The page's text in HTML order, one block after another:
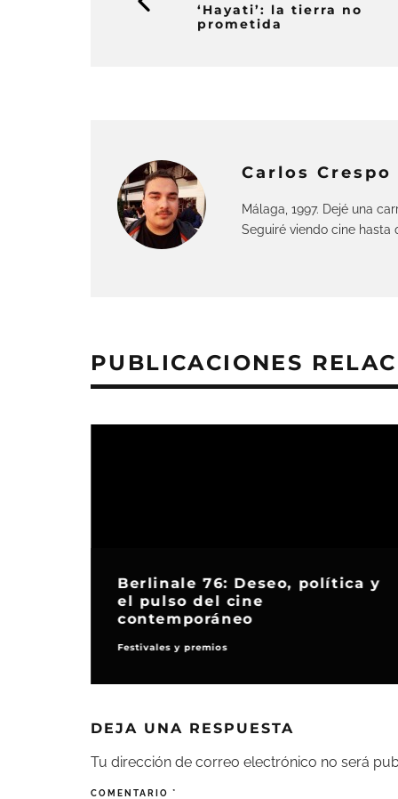
‘Hayati’: la tierra no
prometida
Carlos
Málaga, 1997. Dejé una
Seguiré viendo cine hasta
PUBLICACIONES
Berlinale 76: Deseo, política y
el pulso del cine
contemporáneo
Festivales y premios
DEJA UNA RESPUESTA
Tu dirección de correo electrónico no será
COMENTARIO *